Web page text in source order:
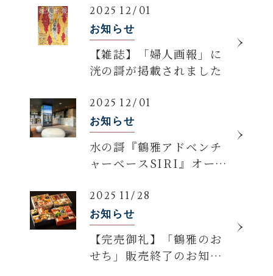
2025 12/01
お知らせ
【雑誌】「婦人画報」に
洸の謌が掲載されました
2025 12/01
お知らせ
水の謌『鶴雅アドベンチ
ャーベースSIRI』オープ
2025 11/28
お知らせ
【完売御礼】「鶴雅のお
せち」販売終了のお知ら